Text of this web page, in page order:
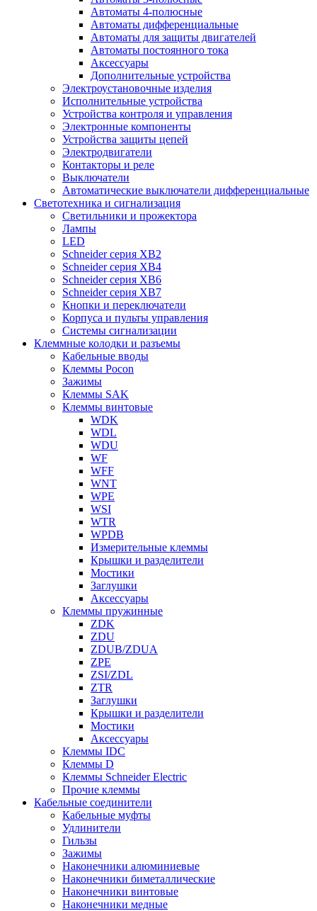
Автоматы 4-полюсные
Автоматы дифференциальные
Автоматы для защиты двигателей
Автоматы постоянного тока
Аксессуары
Дополнительные устройства
Электроустановочные изделия
Исполнительные устройства
Устройства контроля и управления
Электронные компоненты
Устройства защиты цепей
Электродвигатели
Контакторы и реле
Выключатели
Автоматические выключатели дифференциальные
Светотехника и сигнализация
Светильники и прожектора
Лампы
LED
Schneider серия XB2
Schneider серия XB4
Schneider серия XB6
Schneider серия XB7
Кнопки и переключатели
Корпуса и пульты управления
Системы сигнализации
Клеммные колодки и разъемы
Кабельные вводы
Клеммы Pocon
Зажимы
Клеммы SAK
Клеммы винтовые
WDK
WDL
WDU
WF
WFF
WNT
WPE
WSI
WTR
WPDB
Измерительные клеммы
Крышки и разделители
Мостики
Заглушки
Аксессуары
Клеммы пружинные
ZDK
ZDU
ZDUB/ZDUA
ZPE
ZSI/ZDL
ZTR
Заглушки
Крышки и разделители
Мостики
Аксессуары
Клеммы IDC
Клеммы D
Клеммы Schneider Electric
Прочие клеммы
Кабельные соединители
Кабельные муфты
Удлинители
Гильзы
Зажимы
Наконечники алюминиевые
Наконечники биметаллические
Наконечники винтовые
Наконечники медные